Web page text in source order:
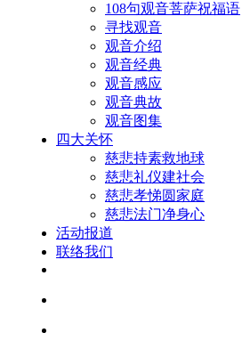
108句观音菩萨祝福语
寻找观音
观音介绍
观音经典
观音感应
观音典故
观音图集
四大关怀
慈悲持素救地球
慈悲礼仪建社会
慈悲孝悌圆家庭
慈悲法门净身心
活动报道
联络我们